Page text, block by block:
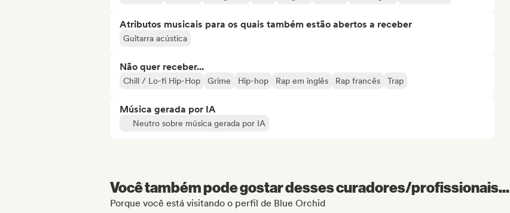
Atributos musicais para os quais também estão abertos a receber
Guitarra acústica
Não quer receber...
Chill / Lo-fi Hip-Hop Grime Hip-hop Rap em inglês Rap francês Trap
Música gerada por IA
Neutro sobre música gerada por IA
Você também pode gostar desses curadores/profissionais...
Porque você está visitando o perfil de Blue Orchid